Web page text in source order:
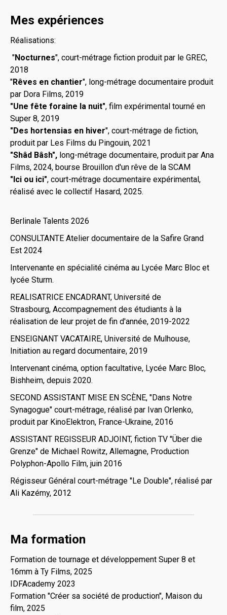
Mes expériences
Réalisations:
"Nocturnes", court-métrage fiction produit par le GREC,
2018
"Rêves en chantier", long-métrage documentaire produit
par Dora Films, 2019
"Une fête foraine la nuit", film expérimental tourné en
Super 8, 2019
"Des hortensias en hiver", court-métrage de fiction,
produit par Les Films du Pingouin, 2021
"Shâd Bâsh", long-métrage documentaire, produit par Ana
Films, 2024, bourse Brouillon d'un rêve de la SCAM
"Ici ou ici", court-métrage documentaire expérimental,
réalisé avec le collectif Hasard, 2025.
Berlinale Talents 2026
CONSULTANTE Atelier documentaire de la Safire Grand
Est 2024
Intervenante en spécialité cinéma au Lycée Marc Bloc et
lycée Sturm.
REALISATRICE ENCADRANT, Université de
Strasbourg, Accompagnement des étudiants à la
réalisation de leur projet de fin d'année, 2019-2022
ENSEIGNANT VACATAIRE, Université de Mulhouse,
Initiation au regard documentaire, 2019
Intervenant cinéma, option facultative, Lycée Marc Bloc,
Bishheim, depuis 2020.
SECOND ASSISTANT MISE EN SCÈNE, "Dans Notre
Synagogue" court-métrage, réalisé par Ivan Orlenko,
produit par KinoElektron, France-Ukraine, 2016
ASSISTANT REGISSEUR ADJOINT, fiction TV "Über die
Grenze" de Michael Rowitz, Allemagne, Production
Polyphon-Apollo Film, juin 2016
Régisseur Général court-métrage "Le Double", réalisé par
Ali Kazémy, 2012
Ma formation
Formation de tournage et développement Super 8 et
16mm à Ty Films, 2025
IDFAcademy 2023
Formation "Créer sa société de production", Maison du
film, 2025